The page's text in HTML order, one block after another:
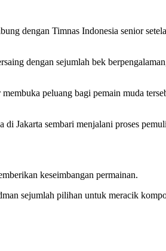
dengan Timnas Indonesia senior
dengan sejumlah bek
peluang bagi pemain muda
Jakarta sembari menjalani proses
keseimbangan permainan.
sejumlah pilihan untuk meracik